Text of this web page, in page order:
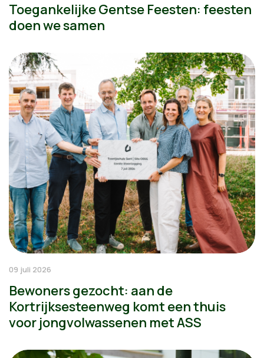
Toegankelijke Gentse Feesten: feesten
doen we samen
09 juli 2026
Bewoners gezocht: aan de
Kortrijksesteenweg komt een thuis
voor jongvolwassenen met ASS